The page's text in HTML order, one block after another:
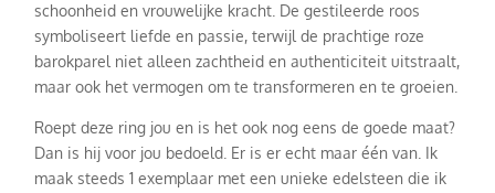
schoonheid en vrouwelijke kracht. De gestileerde roos
symboliseert liefde en passie, terwijl de prachtige roze
barokparel niet alleen zachtheid en authenticiteit uitstraalt,
maar ook het vermogen om te transformeren en te groeien.
Roept deze ring jou en is het ook nog eens de goede maat?
Dan is hij voor jou bedoeld. Er is er echt maar één van. Ik
maak steeds 1 exemplaar met een unieke edelsteen die ik